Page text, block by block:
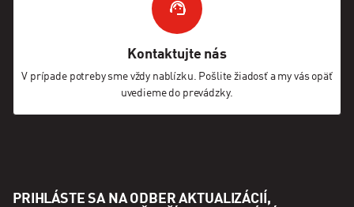
Kontaktujte nás
V prípade potreby sme vždy nablízku. Pošlite žiadosť a my vás opäť
uvedieme do prevádzky.
PRIHLÁSTE SA NA ODBER AKTUALIZÁCIÍ,